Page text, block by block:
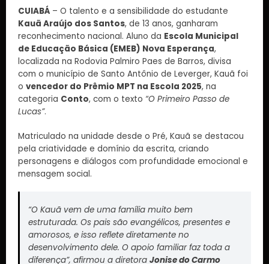
CUIABÁ – O talento e a sensibilidade do estudante
Kauã Araújo dos Santos, de 13 anos, ganharam
reconhecimento nacional. Aluno da Escola Municipal
de Educação Básica (EMEB) Nova Esperança,
localizada na Rodovia Palmiro Paes de Barros, divisa
com o município de Santo Antônio de Leverger, Kauã foi
o vencedor do Prêmio MPT na Escola 2025, na
categoria Conto, com o texto “O Primeiro Passo de
Lucas”.
Matriculado na unidade desde o Pré, Kauã se destacou
pela criatividade e domínio da escrita, criando
personagens e diálogos com profundidade emocional e
mensagem social.
“O Kauã vem de uma família muito bem
estruturada. Os pais são evangélicos, presentes e
amorosos, e isso reflete diretamente no
desenvolvimento dele. O apoio familiar faz toda a
diferença”, afirmou a diretora Jonise do Carmo